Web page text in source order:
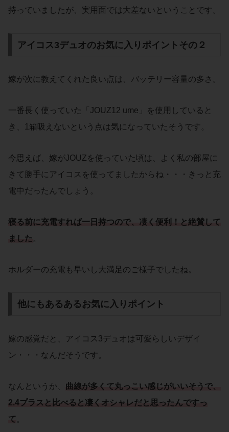
持っていましたが、実用面では大差ないということです。
アイコス3デュオのお気に入りポイントその２
嫁が次に教えてくれた良い点は、バッテリー容量の多さ。
一番長く使っていた「JOUZ12 ume」を使用していると
き、1箱吸えないという点は気になっていたそうです。
今思えば、嫁がJOUZを使っていた頃は、よく私の部屋に
きて勝手にアイコスを使ってましたからね・・・きっと充
電中だったんでしょう。
寝る前に充電すれば一日持つので、凄く便利！と絶賛して
ました
ホルダーの充電も早いし大満足のご様子でしたね。
他にもあるあるお気に入りポイント
嫁の感覚だと、アイコス3デュオは可愛らしいデザイ
ン・・・なんだそうです。
なんというか、 曲線が多くて丸っこい感じがいいそうで、
2.4プラスと比べると凄くオシャレだと思ったんですっ
て